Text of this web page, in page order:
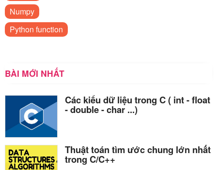
Numpy
Python function
BÀI MỚI NHẤT
Các kiểu dữ liệu trong C ( int - float
- double - char ...)
Thuật toán tìm ước chung lớn nhất
trong C/C++